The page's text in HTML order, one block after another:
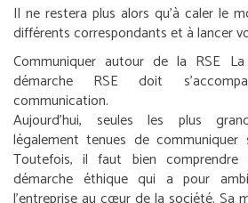
Il ne restera plus alors qu’à caler le
différents correspondants et à lancer
Communiquer autour de la RSE
démarche RSE doit
communication.
Aujourd’hui, seules les plus
légalement tenues de communiquer
Toutefois, il faut bien
démarche éthique qui a pour